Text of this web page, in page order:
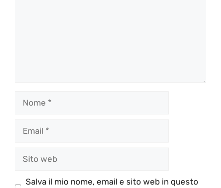
web
Salva il mio nome, email e sito web in questo